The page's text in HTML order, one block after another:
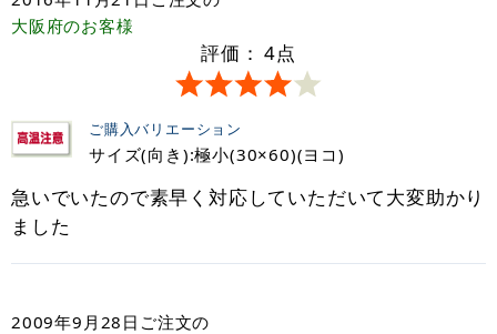
大阪府のお客様
評価： 4点
ご購入バリエーション
サイズ(向き):極小(30×60)(ヨコ)
急いでいたので素早く対応していただいて大変助かり
ました
2009年9月28日 ご注文の